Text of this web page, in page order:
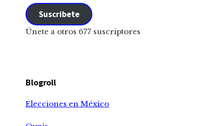
electrónico
Suscribete
Únete a otros 677 suscriptores
Blogroll
Elecciones en México